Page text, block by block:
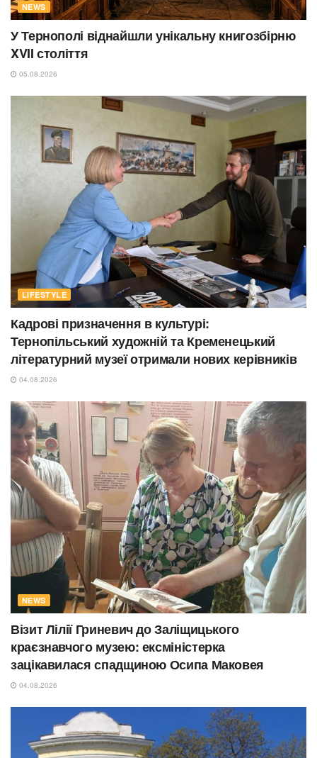
NEWS
У Тернополі віднайшли унікальну книгозбірню
XVII століття
05.08.2026
LIFESTYLE
Кадрові призначення в культурі:
Тернопільський художній та Кременецький
літературний музеї отримали нових керівників
04.08.2026
NEWS
Візит Лілії Гриневич до Заліщицького
краєзнавчого музею: ексміністерка
зацікавилася спадщиною Осипа Маковея
04.08.2026